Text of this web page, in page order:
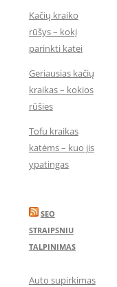
Kačių kraiko
rūšys – kokį
parinkti katei
Geriausias kačių
kraikas – kokios
rūšies
Tofu kraikas
katėms – kuo jis
ypatingas
SEO
STRAIPSNIU
TALPINIMAS
Auto supirkimas